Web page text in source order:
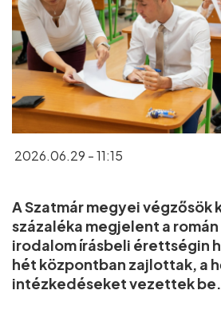
2026.06.29 - 11:15
A Szatmár megyei végzősök
százaléka megjelent a
irodalom írásbeli érettségin
hét központban zajlottak, a
intézkedéseket vezettek be.